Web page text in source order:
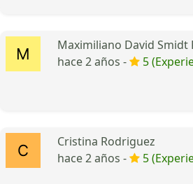
Maximiliano David Smidt
hace 2 años -
5
Cristina Rodriguez
hace 2 años -
5